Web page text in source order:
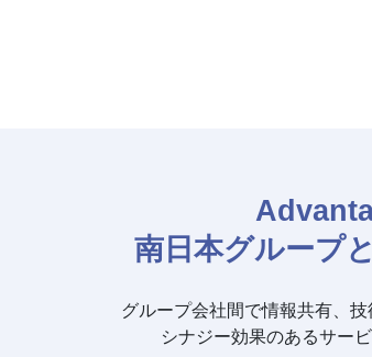
南日本グループ
グループ会社間で情報共有、技
シナジー効果のあるサー